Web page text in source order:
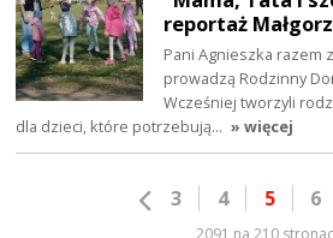
reportaż
Pani Agnieszka razem
prowadzą Rodzinny
Wcześniej tworzyli
dla dzieci, które potrzebują… » więcej
3 4 5 6
2091 na 210